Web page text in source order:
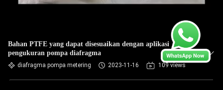
Bahan PTFE yang dapat disesuaikan dengan aplikasi
pengukuran pompa diafragma
diafragma pompa metering 2023-11-16 109 views